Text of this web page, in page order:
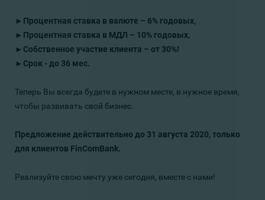
► Процентная ставка в валюте – 6% годовых,
► Процентная ставка в МДЛ – 10% годовых,
► Собственное участие клиента – от 30%!
► Срок - до 36 мес.
Теперь Вы всегда будете в нужном месте, в нужное время,
чтобы развивать свой бизнес.
Предложение действительно до 31 августа 2020, только
для клиентов FinComBank.
Реализуйте свою мечту уже сегодня, вместе с нами!